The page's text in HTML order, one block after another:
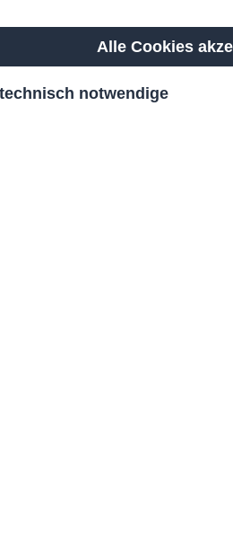
Alle Cookies
notwendige